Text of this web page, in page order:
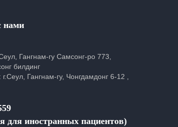
нами
Гангнам-гу Самсонг-ро 773,
билдинг
Гангнам-гу, Чонгдамдонг 6-12 ,
для иностранных пациентов)